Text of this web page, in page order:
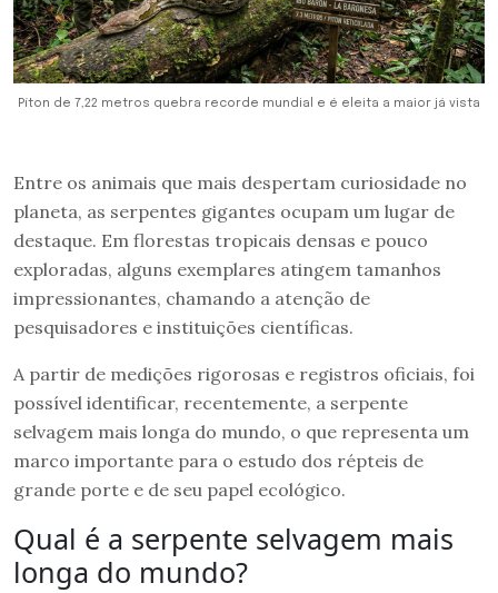
Píton de 7,22 metros quebra recorde mundial e é eleita a maior já vista
Entre os animais que mais despertam curiosidade no
planeta, as serpentes gigantes ocupam um lugar de
destaque. Em florestas tropicais densas e pouco
exploradas, alguns exemplares atingem tamanhos
impressionantes, chamando a atenção de
pesquisadores e instituições científicas.
A partir de medições rigorosas e registros oficiais, foi
possível identificar, recentemente, a serpente
selvagem mais longa do mundo, o que representa um
marco importante para o estudo dos répteis de
grande porte e de seu papel ecológico.
Qual é a serpente selvagem mais
longa do mundo?